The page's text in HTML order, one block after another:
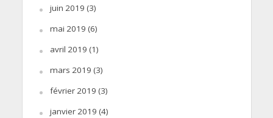
juin 2019 (3)
mai 2019 (6)
avril 2019 (1)
mars 2019 (3)
février 2019 (3)
janvier 2019 (4)